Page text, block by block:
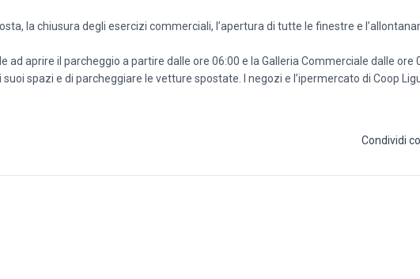
la chiusura degli esercizi commerciali, l’apertura di tutte le finestre e
ad aprire il parcheggio a partire dalle ore 06:00 e la Galleria Commerciale dalle
spazi e di parcheggiare le vetture spostate. I negozi e l’ipermercato di Coop
Condividi